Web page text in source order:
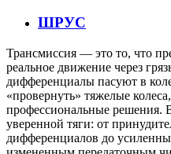
ШРУС
Трансмиссия — это то, что
реальное движение через
дифференциалы пасуют в
«провернуть» тяжелые
профессиональные решения.
уверенной тяги: от
дифференциалов до